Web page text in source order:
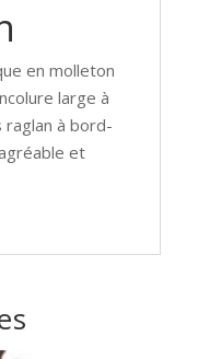
en molleton
large à
raglan à bord-
et